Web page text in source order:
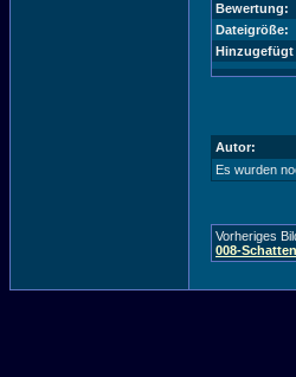
Bewertung:
Dateigröße:
Hinzugefügt
Autor:
Es wurden
Vorheriges
008-